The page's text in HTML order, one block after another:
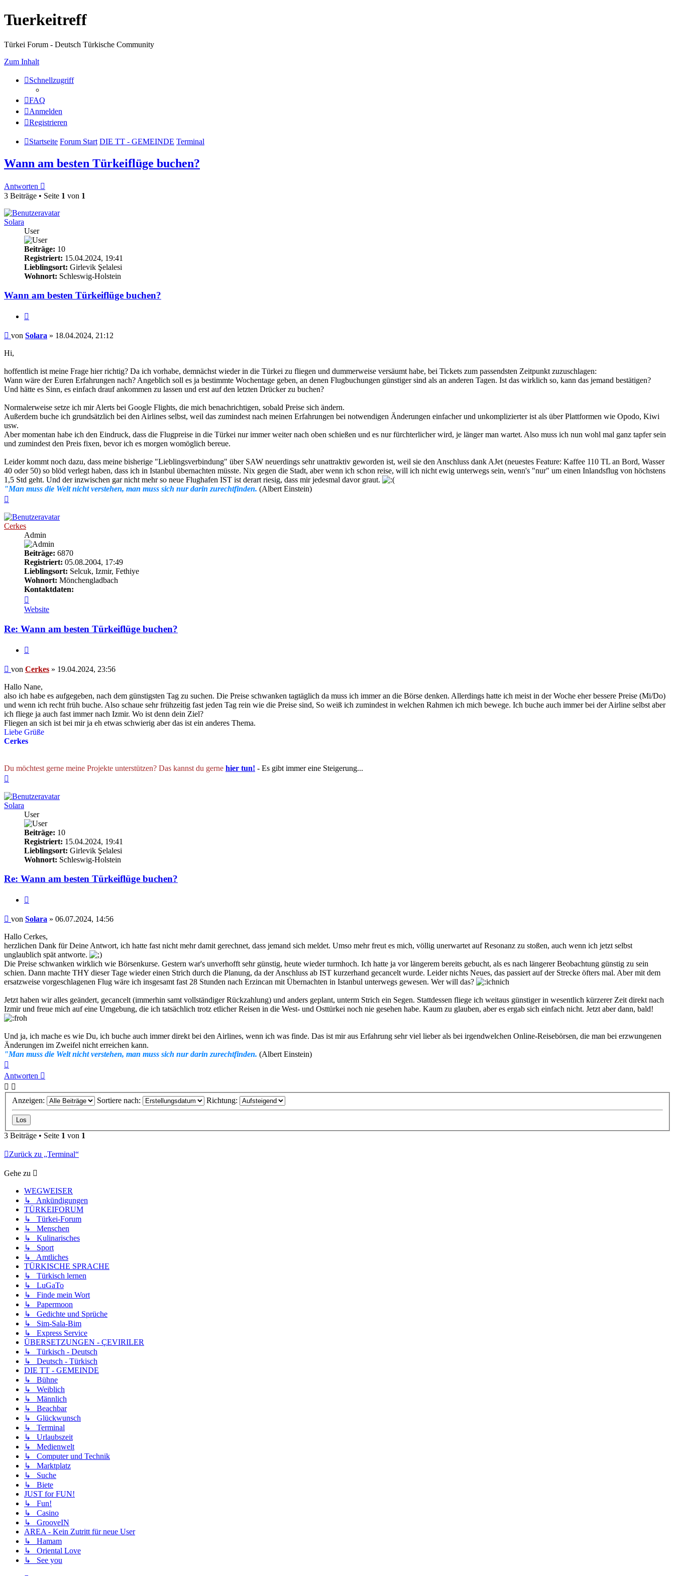
Tuerkeitreff
Türkei Forum - Deutsch Türkische Community
Zum Inhalt
Schnellzugriff
FAQ
Anmelden
Registrieren
Startseite Forum Start DIE TT - GEMEINDE Terminal
Wann am besten Türkeiflüge buchen?
Antworten
3 Beiträge • Seite 1 von 1
Solara
User
Beiträge: 10
Registriert: 15.04.2024, 19:41
Lieblingsort: Girlevik Şelalesi
Wohnort: Schleswig-Holstein
Wann am besten Türkeiflüge buchen?
Beitrag
von Solara » 18.04.2024, 21:12
Hi,
hoffentlich ist meine Frage hier richtig? Da ich vorhabe, demnächst wieder in die Türkei zu fliegen und dummerweise versäumt habe, bei Tickets zum passendsten Zeitpunkt zuzuschlagen:
Wann wäre der Euren Erfahrungen nach? Angeblich soll es ja bestimmte Wochentage geben, an denen Flugbuchungen günstiger sind als an anderen Tagen. Ist das wirklich so, kann das jemand bestätigen?
Und hätte es Sinn, es einfach drauf ankommen zu lassen und erst auf den letzten Drücker zu buchen?
Normalerweise setze ich mir Alerts bei Google Flights, die mich benachrichtigen, sobald Preise sich ändern.
Außerdem buche ich grundsätzlich bei den Airlines selbst, weil das zumindest nach meinen Erfahrungen bei notwendigen Änderungen einfacher und unkomplizierter ist als über Plattformen wie Opodo, Kiwi
usw.
Aber momentan habe ich den Eindruck, dass die Flugpreise in die Türkei nur immer weiter nach oben schießen und es nur fürchterlicher wird, je länger man wartet. Also muss ich nun wohl mal ganz tapfer sein
und zumindest den Preis fixen, bevor ich es morgen womöglich bereue.
Leider kommt noch dazu, dass meine bisherige "Lieblingsverbindung" über SAW neuerdings sehr unattraktiv geworden ist, weil sie den Anschluss dank AJet (neuestes Feature: Kaffee 110 TL an Bord, Wasser
40 oder 50) so blöd verlegt haben, dass ich in Istanbul übernachten müsste. Nix gegen die Stadt, aber wenn ich schon reise, will ich nicht ewig unterwegs sein, wenn's "nur" um einen Inlandsflug von höchstens
1,5 Std geht. Und der inzwischen gar nicht mehr so neue Flughafen IST ist derart riesig, dass mir jedesmal davor graut.
"Man muss die Welt nicht verstehen, man muss sich nur darin zurechtfinden. (Albert Einstein)
Cerkes
Admin
Beiträge: 6870
Registriert: 05.08.2004, 17:49
Lieblingsort: Selcuk, Izmir, Fethiye
Wohnort: Mönchengladbach
Kontaktdaten:
von
Cerkes
Website
Re: Wann am besten Türkeiflüge buchen?
Beitrag
von Cerkes » 19.04.2024, 23:56
Hallo Nane,
also ich habe es aufgegeben, nach dem günstigsten Tag zu suchen. Die Preise schwanken tagtäglich da muss ich immer an die Börse denken. Allerdings hatte ich meist in der Woche eher bessere Preise (Mi/Do)
und wenn ich recht früh buche. Also schaue sehr frühzeitig fast jeden Tag rein wie die Preise sind, So weiß ich zumindest in welchen Rahmen ich mich bewege. Ich buche auch immer bei der Airline selbst aber
ich fliege ja auch fast immer nach Izmir. Wo ist denn dein Ziel?
Fliegen an sich ist bei mir ja eh etwas schwierig aber das ist ein anderes Thema.
Liebe Grüße
Cerkes
Du möchtest gerne meine Projekte unterstützen? Das kannst du gerne hier tun! - Es gibt immer eine Steigerung...
Solara
User
Beiträge: 10
Registriert: 15.04.2024, 19:41
Lieblingsort: Girlevik Şelalesi
Wohnort: Schleswig-Holstein
Re: Wann am besten Türkeiflüge buchen?
Beitrag
von Solara » 06.07.2024, 14:56
Hallo Cerkes,
herzlichen Dank für Deine Antwort, ich hatte fast nicht mehr damit gerechnet, dass jemand sich meldet. Umso mehr freut es mich, völlig unerwartet auf Resonanz zu stoßen, auch wenn ich jetzt selbst
unglaublich spät antworte.
Die Preise schwanken wirklich wie Börsenkurse. Gestern war's unverhofft sehr günstig, heute wieder turmhoch. Ich hatte ja vor längerem bereits gebucht, als es nach längerer Beobachtung günstig zu sein
schien. Dann machte THY dieser Tage wieder einen Strich durch die Planung, da der Anschluss ab IST kurzerhand gecancelt wurde. Leider nichts Neues, das passiert auf der Strecke öfters mal. Aber mit dem
ersatzweise vorgeschlagenen Flug wäre ich insgesamt fast 28 Stunden nach Erzincan mit Übernachten in Istanbul unterwegs gewesen. Wer will das?
Jetzt haben wir alles geändert, gecancelt (immerhin samt vollständiger Rückzahlung) und anders geplant, unterm Strich ein Segen. Stattdessen fliege ich weitaus günstiger in wesentlich kürzerer Zeit direkt nach
Izmir und freue mich auf eine Umgebung, die ich tatsächlich trotz etlicher Reisen in die West- und Osttürkei noch nie gesehen habe. Kaum zu glauben, aber es ergab sich einfach nicht. Jetzt aber dann, bald!
Und ja, ich mache es wie Du, ich buche auch immer direkt bei den Airlines, wenn ich was finde. Das ist mir aus Erfahrung sehr viel lieber als bei irgendwelchen Online-Reisebörsen, die man bei erzwungenen
Änderungen im Zweifel nicht erreichen kann.
"Man muss die Welt nicht verstehen, man muss sich nur darin zurechtfinden. (Albert Einstein)
oben
Antworten
Anzeigen: Sortiere nach: Richtung:
3 Beiträge • Seite 1 von 1
Zurück zu „Terminal“
Gehe zu
WEGWEISER
↳ Ankündigungen
TÜRKEIFORUM
↳ Türkei-Forum
↳ Menschen
↳ Kulinarisches
↳ Sport
↳ Amtliches
TÜRKISCHE SPRACHE
↳ Türkisch lernen
↳ LuGaTo
↳ Finde mein Wort
↳ Papermoon
↳ Gedichte und Sprüche
↳ Sim-Sala-Bim
↳ Express Service
ÜBERSETZUNGEN - ÇEVIRILER
↳ Türkisch - Deutsch
↳ Deutsch - Türkisch
DIE TT - GEMEINDE
↳ Bühne
↳ Weiblich
↳ Männlich
↳ Beachbar
↳ Glückwunsch
↳ Terminal
↳ Urlaubszeit
↳ Medienwelt
↳ Computer und Technik
↳ Marktplatz
↳ Suche
↳ Biete
JUST for FUN!
↳ Fun!
↳ Casino
↳ GrooveIN
AREA - Kein Zutritt für neue User
↳ Hamam
↳ Oriental Love
↳ See you